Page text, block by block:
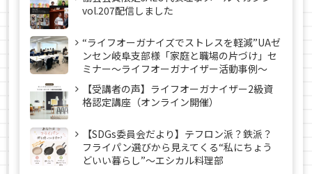
vol.207配信しました
“ライフオーガナイズでストレスを軽減”UAゼ
ンセン岐阜支部様「家庭と職場の片づけ」セ
ミナー～ライフオーガナイザー活動事例〜
【受講者の声】ライフオーガナイザー2級資
格認定講座（オンライン開催）
【SDGs委員会だより】テフロン派？鉄派？
フライパン選びから見えてくる“私にちょう
どいい暮らし”～エシカル料理部